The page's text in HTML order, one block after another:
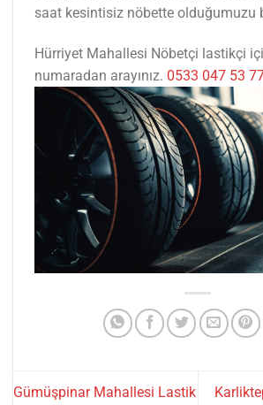
saat kesintisiz nöbette olduğumuzu
Hürriyet Mahallesi Nöbetçi lastikçi
numaradan arayınız. 0533 047 53
Gümüşpinar Mahallesi Lastik